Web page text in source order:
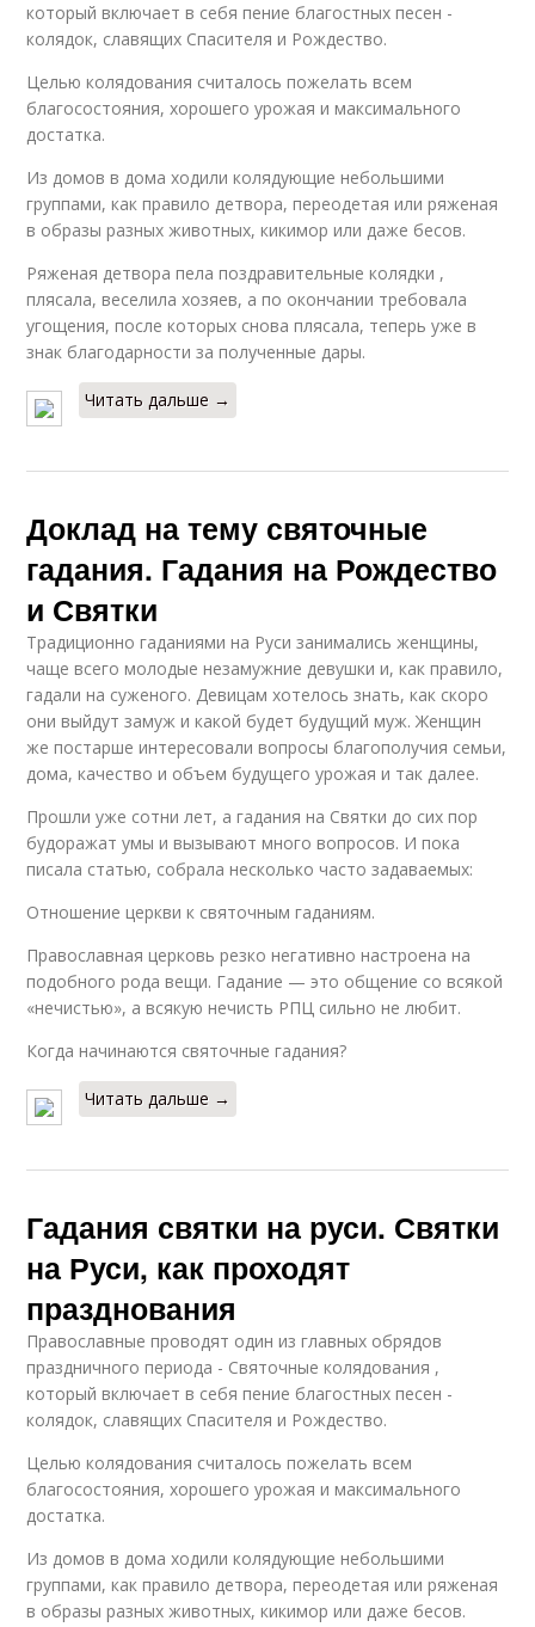
который включает в себя пение благостных песен -
колядок, славящих Спасителя и Рождество.
Целью колядования считалось пожелать всем
благосостояния, хорошего урожая и максимального
достатка.
Из домов в дома ходили колядующие небольшими
группами, как правило детвора, переодетая или ряженая
в образы разных животных, кикимор или даже бесов.
Ряженая детвора пела поздравительные колядки ,
плясала, веселила хозяев, а по окончании требовала
угощения, после которых снова плясала, теперь уже в
знак благодарности за полученные дары.
Читать дальше →
Доклад на тему святочные
гадания. Гадания на Рождество
и Святки
Традиционно гаданиями на Руси занимались женщины,
чаще всего молодые незамужние девушки и, как правило,
гадали на суженого. Девицам хотелось знать, как скоро
они выйдут замуж и какой будет будущий муж. Женщин
же постарше интересовали вопросы благополучия семьи,
дома, качество и объем будущего урожая и так далее.
Прошли уже сотни лет, а гадания на Святки до сих пор
будоражат умы и вызывают много вопросов. И пока
писала статью, собрала несколько часто задаваемых:
Отношение церкви к святочным гаданиям.
Православная церковь резко негативно настроена на
подобного рода вещи. Гадание — это общение со всякой
«нечистью», а всякую нечисть РПЦ сильно не любит.
Когда начинаются святочные гадания?
Читать дальше →
Гадания святки на руси. Святки
на Руси, как проходят
празднования
Православные проводят один из главных обрядов
праздничного периода - Святочные колядования ,
который включает в себя пение благостных песен -
колядок, славящих Спасителя и Рождество.
Целью колядования считалось пожелать всем
благосостояния, хорошего урожая и максимального
достатка.
Из домов в дома ходили колядующие небольшими
группами, как правило детвора, переодетая или ряженая
в образы разных животных, кикимор или даже бесов.